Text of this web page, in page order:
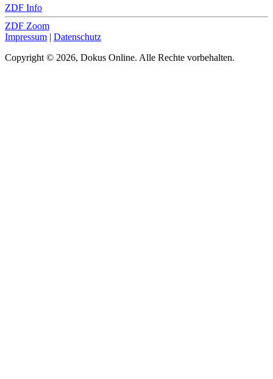
ZDF Info
ZDF Zoom
Impressum | Datenschutz
Copyright © 2026, Dokus Online. Alle Rechte vorbehalten.